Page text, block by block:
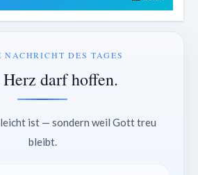
NACHRICHT DES TAGES
darf hoffen.
ist — sondern weil Gott treu
bleibt.